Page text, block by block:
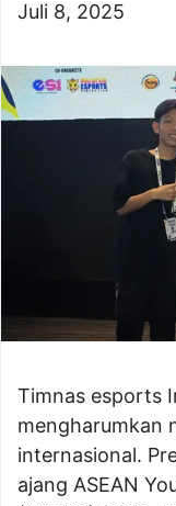
Juli 8, 2025
Timnas esports
mengharumkan
internasional.
ajang ASEAN